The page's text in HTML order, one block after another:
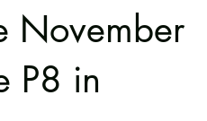
November
P8 in